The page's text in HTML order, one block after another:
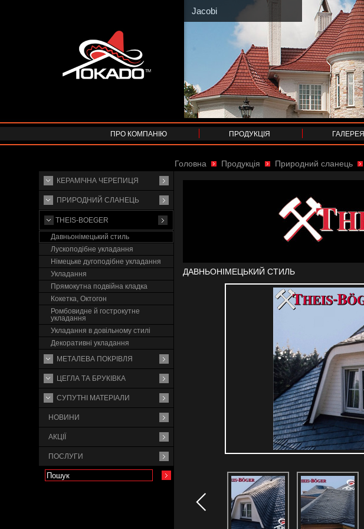
Jacobi
ПРО КОМПАНІЮ ПРОДУКЦІЯ ГАЛЕРЕЯ
КЕРАМІЧНА ЧЕРЕПИЦЯ
ПРИРОДНИЙ СЛАНЕЦЬ
THEIS-BOEGER
Давньонімецький стиль
Лускоподібне укладання
Німецьке дугоподібне укладання
Укладання
Прямокутна подвійна кладка
Кокетка, Октогон
Ромбовидне й гострокутне
укладання
Укладання в довільному стилі
Декоративні укладання
МЕТАЛЕВА ПОКРІВЛЯ
ЦЕГЛА ТА БРУКІВКА
СУПУТНI МАТЕРIАЛИ
НОВИНИ
АКЦІЇ
ПОСЛУГИ
ДАВНЬОНІМЕЦЬКИЙ СТИЛЬ
Головна Продукція Природний сланець